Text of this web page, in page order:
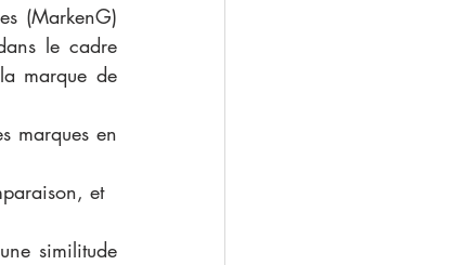
(MarkenG)
le cadre
marque de
marques en
et
similitude